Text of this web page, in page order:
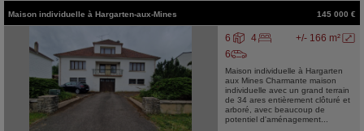
Maison individuelle à Hargarten-aux-Mines 145 000 €
+/- 166 m²
6
4
6
Maison individuelle à Hargarten
aux Mines Charmante maison
individuelle avec un grand terrain
de 34 ares entièrement clôturé et
arboré, avec beaucoup de
potentiel d'aménagement...